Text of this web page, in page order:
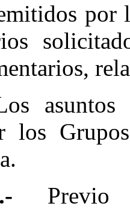
por
asuntos
los